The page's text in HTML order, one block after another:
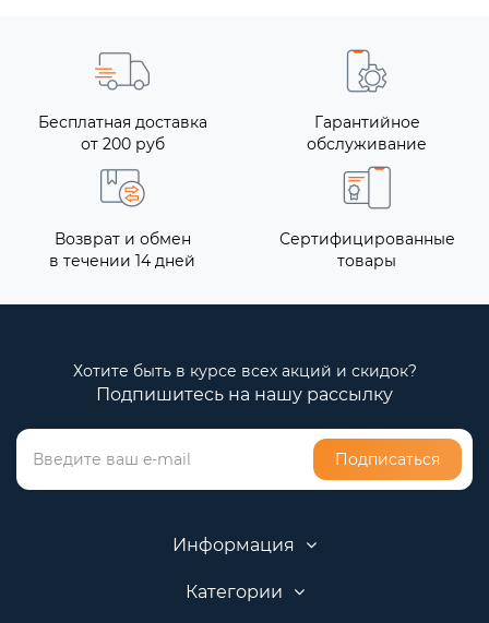
Бесплатная доставка
от 200 руб
Гарантийное
обслуживание
Возврат и обмен
в течении 14 дней
Сертифицированные
товары
Хотите быть в курсе всех акций и скидок?
Подпишитесь на нашу рассылку
Подписаться
Информация
Категории